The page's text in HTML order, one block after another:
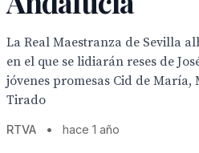
La Real Maestranza de Sevilla
en el que se lidiarán reses de
jóvenes promesas Cid de
Tirado
RTVA • hace 1 año